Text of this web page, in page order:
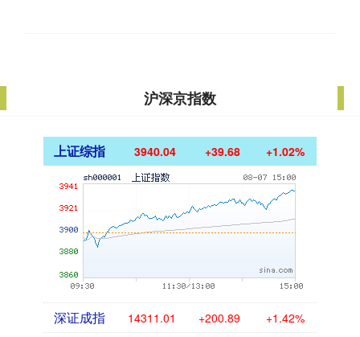
沪深京指数
上证综指 3940.04 +39.68 +1.02%
深证成指 14311.01 +200.89 +1.42%